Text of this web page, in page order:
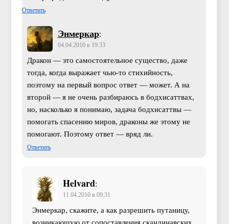
Ответить
Энмеркар:
04.04.2010 в 19:33
Дракон — это самостоятельное существо, даже
тогда, когда выражает чью-то стихийность,
поэтому на первый вопрос ответ — может. А на
второй — я не очень разбираюсь в бодхисаттвах,
но, насколько я понимаю, задача бодхисаттвы —
помогать спасению миров, драконы же этому не
помогают. Поэтому ответ — вряд ли.
Ответить
Helvard:
11.04.2010 в 09:31
Энмеркар, скажите, а как разрешить путаницу,
возникающую от сопоставления скандинавских